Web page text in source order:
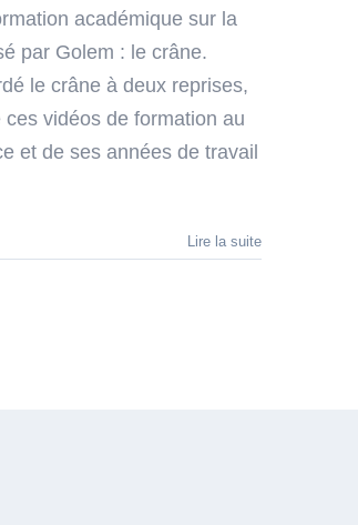
académique sur la
par Golem : le crâne.
le crâne à deux reprises,
vidéos de formation au
et de ses années de travail
Lire la suite